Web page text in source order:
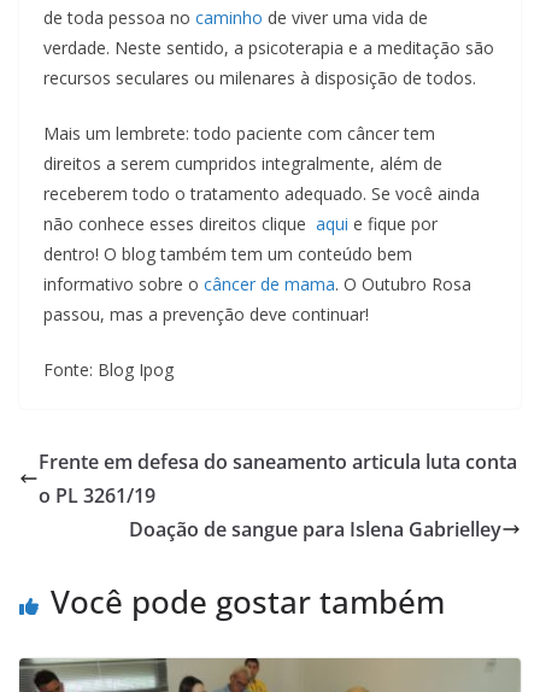
de toda pessoa no caminho de viver uma vida de
verdade. Neste sentido, a psicoterapia e a meditação são
recursos seculares ou milenares à disposição de todos.
Mais um lembrete: todo paciente com câncer tem
direitos a serem cumpridos integralmente, além de
receberem todo o tratamento adequado. Se você ainda
não conhece esses direitos clique aqui e fique por
dentro! O blog também tem um conteúdo bem
informativo sobre o câncer de mama. O Outubro Rosa
passou, mas a prevenção deve continuar!
Fonte: Blog Ipog
Frente em defesa do saneamento articula luta conta
o PL 3261/19
Doação de sangue para Islena Gabrielley
Você pode gostar também